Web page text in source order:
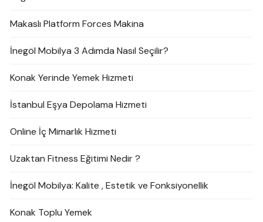
Makaslı Platform Forces Makina
İnegöl Mobilya 3 Adımda Nasıl Seçilir?
Konak Yerinde Yemek Hizmeti
İstanbul Eşya Depolama Hizmeti
Online İç Mimarlık Hizmeti
Uzaktan Fitness Eğitimi Nedir ?
İnegöl Mobilya: Kalite , Estetik ve Fonksiyonellik
Konak Toplu Yemek